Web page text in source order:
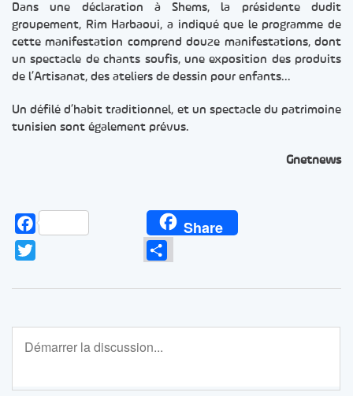
Dans une déclaration à Shems, la présidente dudit
groupement, Rim Harbaoui, a indiqué que le programme de
cette manifestation comprend douze manifestations, dont
un spectacle de chants soufis, une exposition des produits
de l’Artisanat, des ateliers de dessin pour enfants…
Un défilé d’habit traditionnel, et un spectacle du patrimoine
tunisien sont également prévus.
Gnetnews
Facebook Share